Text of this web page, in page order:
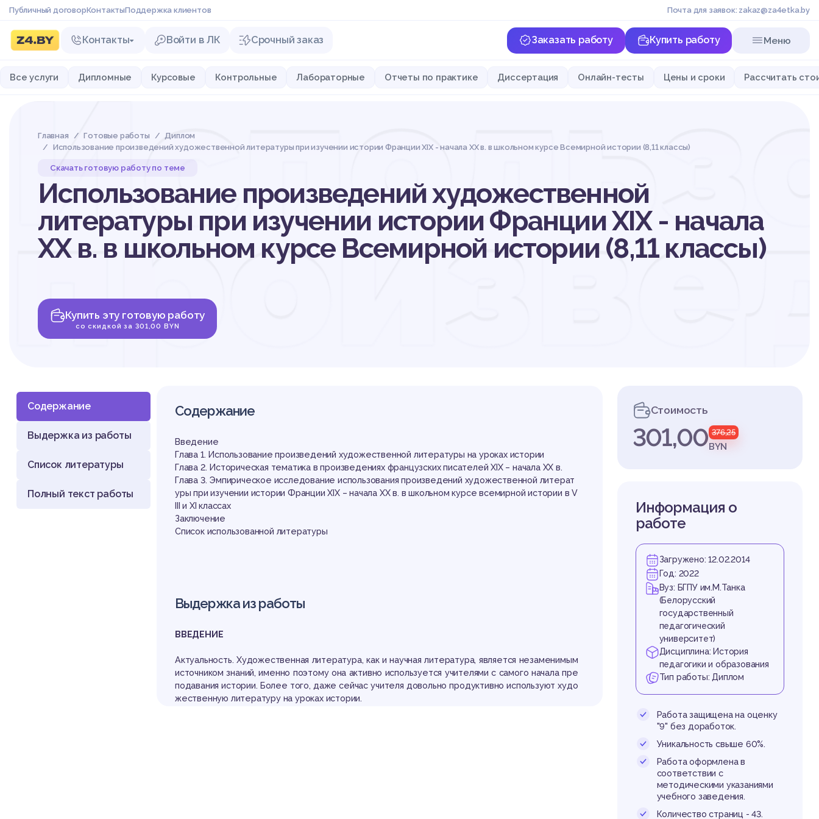
Публичный договорКонтактыПоддержка клиентов Почта для заявок: zakaz@za4etka.by
Контакты Войти в ЛК Срочный заказ Заказать работу Купить работу Меню
Все услуги Дипломные Курсовые Контрольные Лабораторные Отчеты по практике Диссертация Онлайн-тесты Цены и сроки Рассчитать
Главная Готовые работы
Диплом
Использование произведений художественной литературы при изучении истории Франции XIX - начала XX в. в школьном курсе Всемирной истории (8,11 классы)
Скачать готовую работу по теме
Использование произведений художественной
литературы при изучении истории Франции XIX - начала
XX в. в школьном курсе Всемирной истории (8,11 классы)
Купить эту готовую работу
со скидкой за 301,00 BYN
истории
Содержание
Выдержка из работы
Список литературы
Полный текст работы
Содержание
Введение
Глава 1. Использование произведений художественной литературы на уроках истории
Глава 2. Историческая тематика в произведениях французских писателей XIX – начала XX в.
Глава 3. Эмпирическое исследование использования произведений художественной литерат
уры при изучении истории Франции XIX – начала XX в. в школьном курсе всемирной истории в V
III и XI классах
Заключение
Список использованной литературы
Выдержка из работы
ВВЕДЕНИЕ
Актуальность. Художественная литература, как и научная литература, является незаменимым
источником знаний, именно поэтому она активно используется учителями с самого начала пре
подавания истории. Более того, даже сейчас учителя довольно продуктивно используют худо
жественную литературу на уроках истории.
Стоимость
301,00 376,25
BYN
Информация о
работе
Загружено: 12.02.2014
Год: 2022
Вуз: БГПУ им.М.Танка
(Белорусский
государственный
педагогический
университет)
Дисциплина: История
педагогики и образования
Тип работы: Диплом
Работа защищена на оценку
"9" без доработок.
Уникальность свыше 60%.
Работа оформлена в
соответствии с
методическими указаниями
учебного заведения.
Количество страниц - 43.